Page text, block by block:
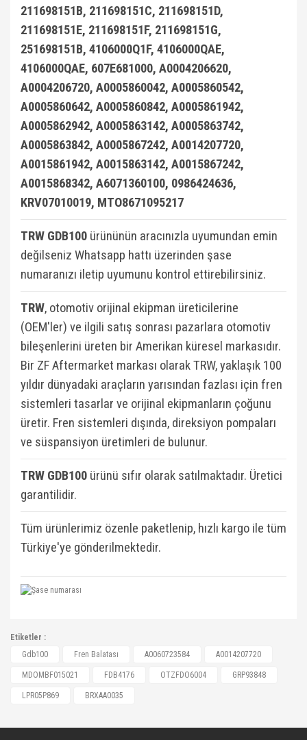
211698151B, 211698151C, 211698151D,
211698151E, 211698151F, 211698151G,
251698151B, 4106000Q1F, 4106000QAE,
4106000QAE, 607E681000, A0004206620,
A0004206720, A0005860042, A0005860542,
A0005860642, A0005860842, A0005861942,
A0005862942, A0005863142, A0005863742,
A0005863842, A0005867242, A0014207720,
A0015861942, A0015863142, A0015867242,
A0015868342, A6071360100, 0986424636,
KRV07010019, MTO8671095217
TRW GDB100 ürününün aracınızla uyumundan emin
değilseniz Whatsapp hattı üzerinden şase
numaranızı iletip uyumunu kontrol ettirebilirsiniz.
TRW, otomotiv orijinal ekipman üreticilerine
(OEM'ler) ve ilgili satış sonrası pazarlara otomotiv
bileşenlerini üreten bir Amerikan küresel markasıdır.
Bir ZF Aftermarket markası olarak TRW, yaklaşık 100
yıldır dünyadaki araçların yarısından fazlası için fren
sistemleri tasarlar ve orijinal ekipmanların çoğunu
üretir. Fren sistemleri dışında, direksiyon pompaları
ve süspansiyon üretimleri de bulunur.
TRW GDB100 ürünü sıfır olarak satılmaktadır. Üretici
garantilidir.
Tüm ürünlerimiz özenle paketlenip, hızlı kargo ile tüm
Türkiye'ye gönderilmektedir.
FDB4176, OTZFDO6004, GRP93848, LPR05P869,
Etiketler :
Gdb100
Fren Balatası A0060723584 A0014207720
MDOMBF015021 FDB4176 OTZFDO6004 GRP93848
LPR05P869 BRXAA0035